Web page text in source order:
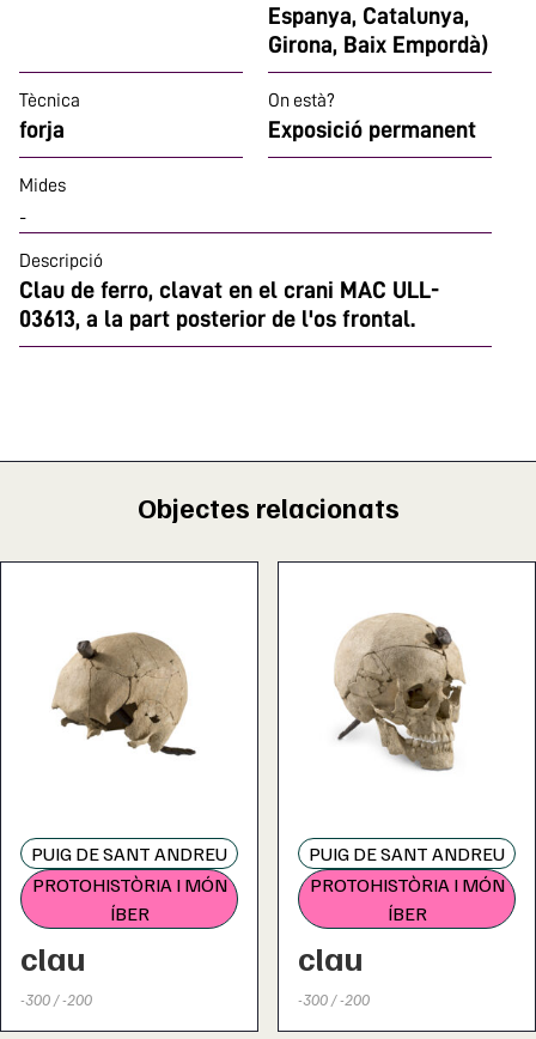
Espanya, Catalunya,
Girona, Baix Empordà)
Tècnica
forja
On està?
Exposició permanent
Mides
-
Descripció
Clau de ferro, clavat en el crani MAC ULL-
03613, a la part posterior de l'os frontal.
Objectes relacionats
PUIG DE SANT ANDREU
PROTOHISTÒRIA I MÓN
ÍBER
clau
-300 / -200
PUIG DE SANT ANDREU
PROTOHISTÒRIA I MÓN
ÍBER
clau
-300 / -200